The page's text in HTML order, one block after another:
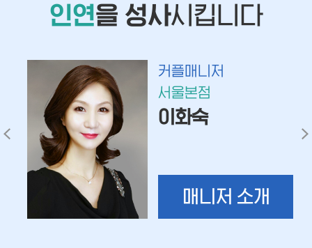
인연을 성사시킵니다
커플매니저
서울본점
이화숙
매니저 소개